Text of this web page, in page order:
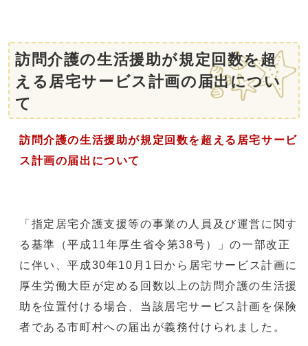
訪問介護の生活援助が規定回数を超
える居宅サービス計画の届出につい
て
訪問介護の生活援助が規定回数を超える居宅サービ
ス計画の届出について
「指定居宅介護支援等の事業の人員及び運営に関す
る基準（平成11年厚生省令第38号）」の一部改正
に伴い、平成30年10月1日から居宅サービス計画に
厚生労働大臣が定める回数以上の訪問介護の生活援
助を位置付ける場合、当該居宅サービス計画を保険
者である市町村への届出が義務付けられました。